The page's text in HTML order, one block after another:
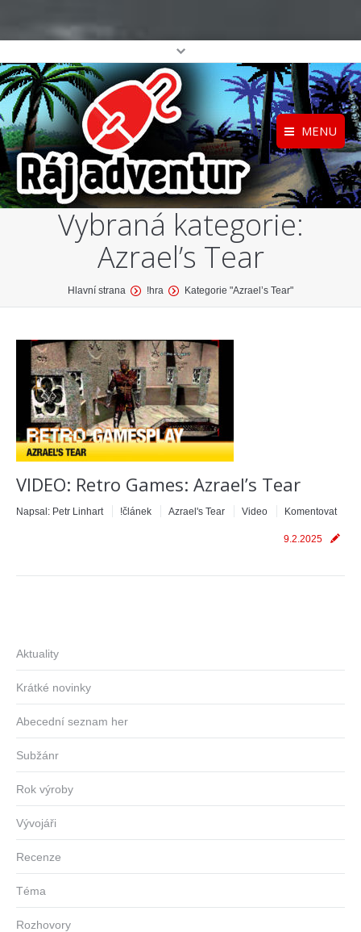
MENU
Registrace
Přihlášení
Profil
Home
O projektu
Katalog her
Vybraná kategorie:
Azrael’s Tear
You are here:Hlavní strana !hra Kategorie "Azrael’s Tear"
VIDEO: Retro Games: Azrael’s Tear
Napsal: Petr Linhart !článek Azrael's Tear Video Komentovat
9.2.2025
Aktuality
Krátké novinky
Abecední seznam her
Subžánr
Rok výroby
Vývojáři
Recenze
Téma
Rozhovory